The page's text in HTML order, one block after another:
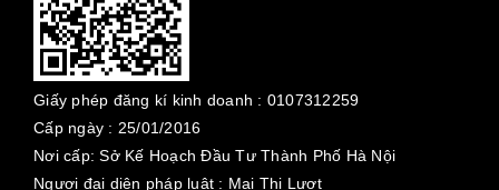
Giấy phép đăng kí kinh doanh : 0107312259
Cấp ngày : 25/01/2016
Nơi cấp: Sở Kế Hoạch Đầu Tư Thành Phố Hà Nội
Ngươi đại diện pháp luật : Mai Thị Lượt